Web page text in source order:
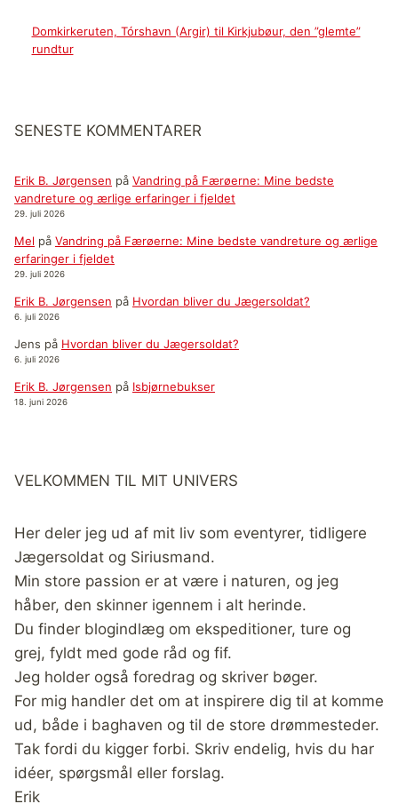
Domkirkeruten, Tórshavn (Argir) til Kirkjubøur, den ”glemte”
rundtur
SENESTE KOMMENTARER
Erik B. Jørgensen på Vandring på Færøerne: Mine bedste
vandreture og ærlige erfaringer i fjeldet
29. juli 2026
Mel på Vandring på Færøerne: Mine bedste vandreture og ærlige
erfaringer i fjeldet
29. juli 2026
Erik B. Jørgensen på Hvordan bliver du Jægersoldat?
6. juli 2026
Jens på Hvordan bliver du Jægersoldat?
6. juli 2026
Erik B. Jørgensen på Isbjørnebukser
18. juni 2026
VELKOMMEN TIL MIT UNIVERS
Her deler jeg ud af mit liv som eventyrer, tidligere
Jægersoldat og Siriusmand.
Min store passion er at være i naturen, og jeg
håber, den skinner igennem i alt herinde.
Du finder blogindlæg om ekspeditioner, ture og
grej, fyldt med gode råd og fif.
Jeg holder også foredrag og skriver bøger.
For mig handler det om at inspirere dig til at komme
ud, både i baghaven og til de store drømmesteder.
Tak fordi du kigger forbi. Skriv endelig, hvis du har
idéer, spørgsmål eller forslag.
Erik